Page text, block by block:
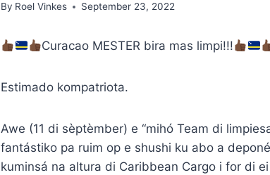
By Roel Vinkes September 23, 2022
Curacao MESTER bira mas limpi!!!
Estimado kompatriota.
Awe (11 di sèptèmber) e “mihó Team di
fantástiko pa ruim op e shushi ku abo a
kuminsá na altura di Caribbean Cargo i for di